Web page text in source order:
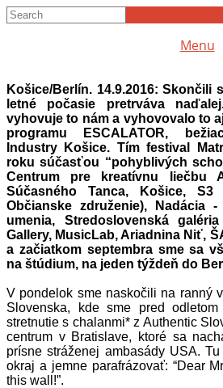
Menu
Košice/Berlín. 14.9.2016: Skončili
letné počasie pretrváva
vyhovuje to nám a vyhovovalo to
programu ESCALATOR,
Industry Košice. Tím festival
roku súčasťou “pohyblivých
Centrum pre kreatívnu liečbu
Súčasného Tanca, Košice, S3
Občianske združenie),
Nadácia
umenia, Stredoslovenská
Gallery, MusicLab,Ariadnina Niť,
a začiatkom septembra sme sa
na štúdium, na jeden týždeň do
V pondelok sme naskočili na ranný
Slovenska, kde sme pred
stretnutie s chalanmi* z Authentic
centrum v Bratislave, ktoré sa
prísne stráženej ambasády USA.
okraj a jemne parafrázovať: “Dear
this wall!”.